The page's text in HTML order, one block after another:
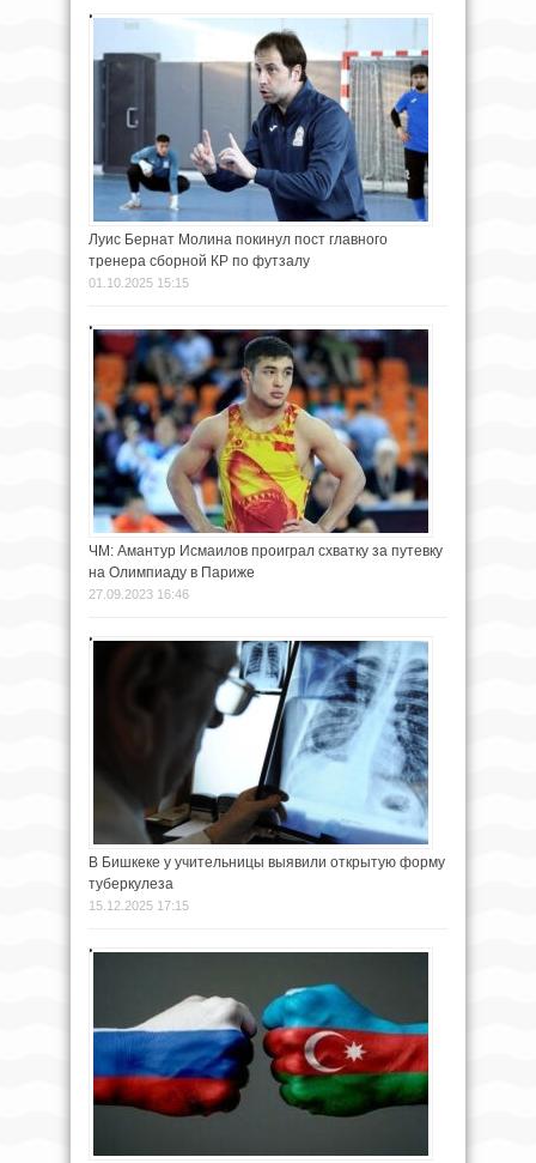
Луис Бернат Молина покинул пост главного
тренера сборной КР по футзалу
01.10.2025 15:15
ЧМ: Амантур Исмаилов проиграл схватку за путевку
на Олимпиаду в Париже
27.09.2023 16:46
В Бишкеке у учительницы выявили открытую форму
туберкулеза
15.12.2025 17:15